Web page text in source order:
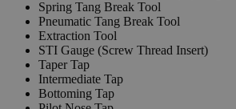
Spring Tang Break Tool
Pneumatic Tang Break Tool
Extraction Tool
STI Gauge (Screw Thread Insert)
Taper Tap
Intermediate Tap
Bottoming Tap